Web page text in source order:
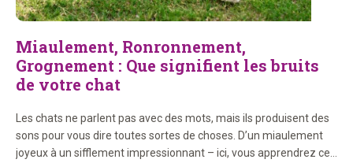
Miaulement, Ronronnement,
Grognement : Que signifient les bruits
de votre chat
Les chats ne parlent pas avec des mots, mais ils produisent des
sons pour vous dire toutes sortes de choses. D’un miaulement
joyeux à un sifflement impressionnant – ici, vous apprendrez ce